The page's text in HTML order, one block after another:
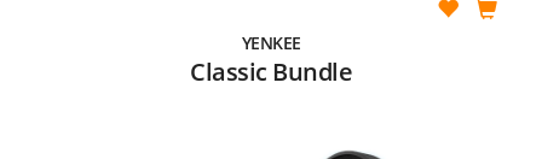
YENKEE
Classic Bundle